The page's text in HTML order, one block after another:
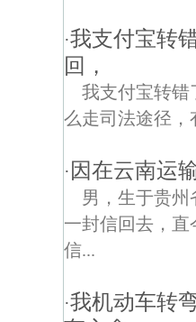
·我支付宝转
回，
我支付宝转错
么走司法途径，
· 因在云南运
男，生于贵
一封信回去，
信...
·我机动车转